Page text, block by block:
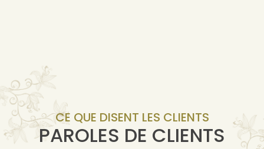
CE QUE DISENT LES CLIENTS
PAROLES DE CLIENTS